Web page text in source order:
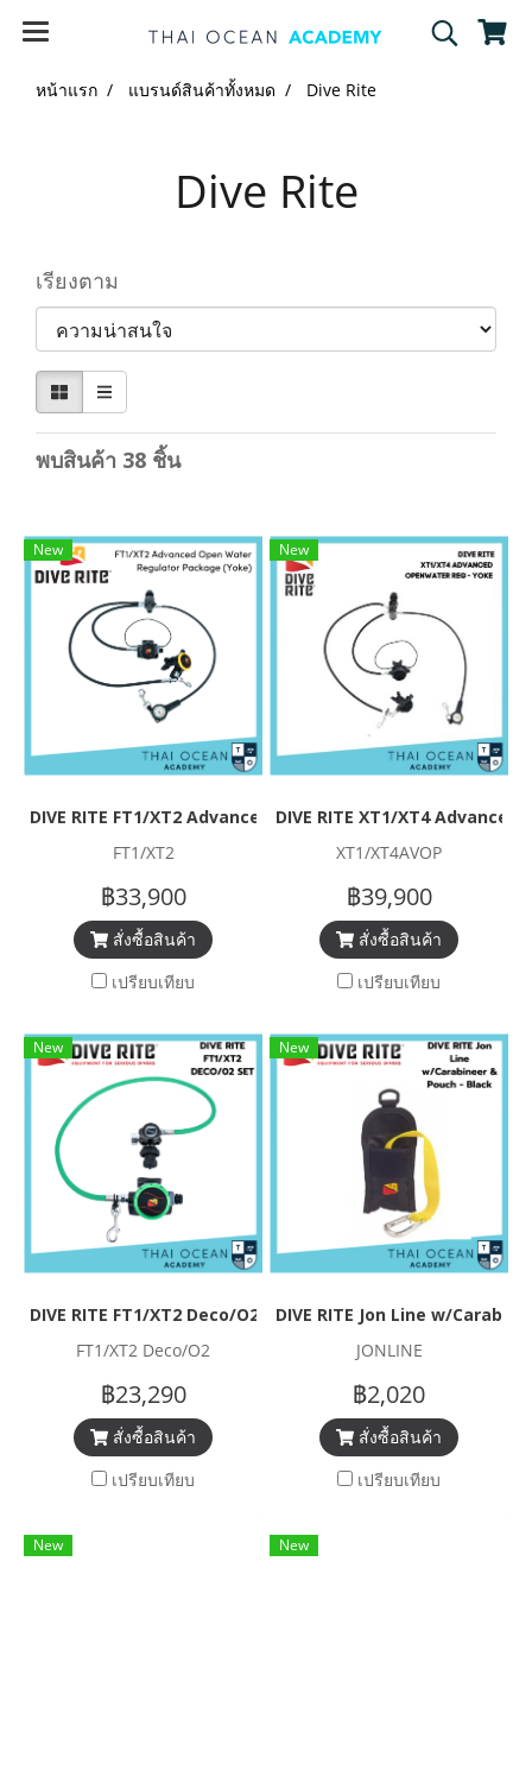
หน้าแรก แบรนด์สินค้าทั้งหมด Dive Rite
Dive Rite
เรียงตาม
พบสินค้า 38 ชิ้น
New
DIVE RITE FT1/XT2 Advanced Open Water Regulator
FT1/XT2
฿33,900
สั่งซื้อสินค้า
เปรียบเทียบ
New
DIVE RITE XT1/XT4
XT1/XT4AVOP
฿39,900
สั่งซื้อสินค้า
เปรียบเทียบ
New
DIVE RITE FT1/XT2 Deco/O2 Regulator
FT1/XT2 Deco/O2
฿23,290
สั่งซื้อสินค้า
เปรียบเทียบ
New
DIVE RITE Jon Line w/
JONLINE
฿2,020
สั่งซื้อสินค้า
เปรียบเทียบ
New New